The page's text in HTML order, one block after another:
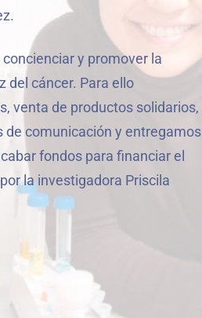
y promover la
del cáncer. Para ello
venta de productos solidarios,
comunicación y entregamos
fondos para financiar el
la investigadora Priscila